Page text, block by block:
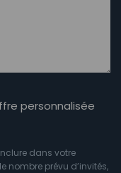
personnalisée
dans votre
nombre prévu d’invités,